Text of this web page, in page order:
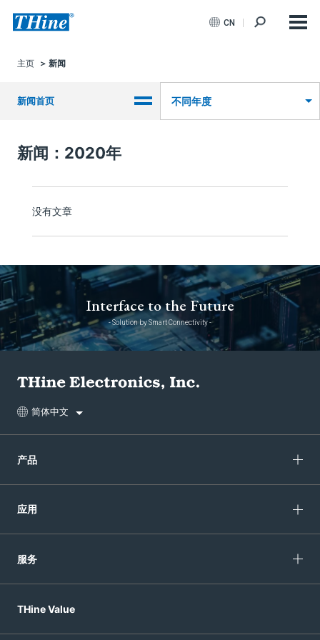
CN
主页 新闻
新闻首页 不同年度
新闻：2020年
没有文章
Interface to the Future
- Solution by Smart Connectivity -
简体中文
产品
应用
服务
THine Value